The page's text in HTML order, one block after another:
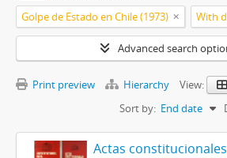
Golpe de Estado en Chile (1973) With
Advanced search
Print preview Hierarchy
View:
Sort by: End date